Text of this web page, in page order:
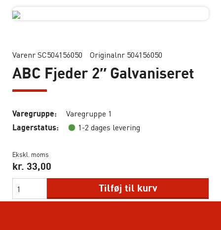
Varenr SC504156050 Originalnr 504156050
ABC Fjeder 2″ Galvaniseret
Varegruppe: Varegruppe 1
Lagerstatus: 1-2 dages levering
Ekskl. moms
kr. 33,00
Tilføj til kurv